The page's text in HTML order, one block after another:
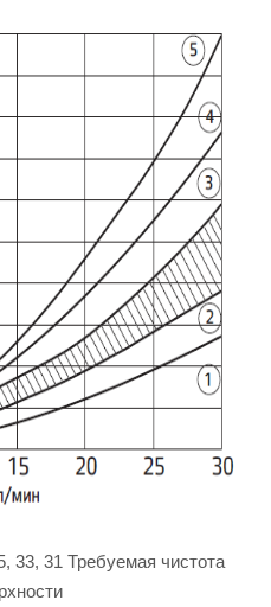
33, 31 Требуемая чистота